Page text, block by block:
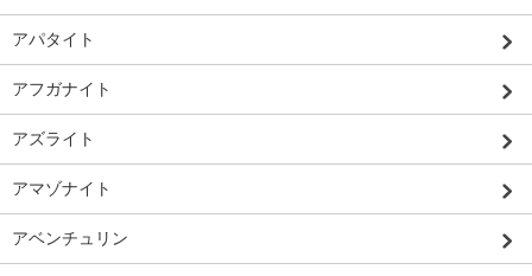
アパタイト
アフガナイト
アズライト
アマゾナイト
アベンチュリン